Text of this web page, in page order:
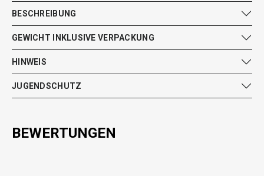
BESCHREIBUNG
GEWICHT INKLUSIVE VERPACKUNG
HINWEIS
JUGENDSCHUTZ
BEWERTUNGEN